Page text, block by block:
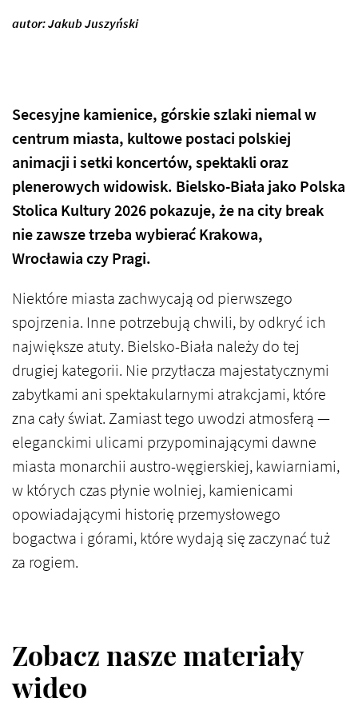
autor: Jakub Juszyński
Secesyjne kamienice, górskie szlaki niemal w
centrum miasta, kultowe postaci polskiej
animacji i setki koncertów, spektakli oraz
plenerowych widowisk. Bielsko-Biała jako Polska
Stolica Kultury 2026 pokazuje, że na city break
nie zawsze trzeba wybierać Krakowa,
Wrocławia czy Pragi.
Niektóre miasta zachwycają od pierwszego
spojrzenia. Inne potrzebują chwili, by odkryć ich
największe atuty. Bielsko-Biała należy do tej
drugiej kategorii. Nie przytłacza majestatycznymi
zabytkami ani spektakularnymi atrakcjami, które
zna cały świat. Zamiast tego uwodzi atmosferą —
eleganckimi ulicami przypominającymi dawne
miasta monarchii austro-węgierskiej, kawiarniami,
w których czas płynie wolniej, kamienicami
opowiadającymi historię przemysłowego
bogactwa i górami, które wydają się zaczynać tuż
za rogiem.
Zobacz nasze materiały
wideo